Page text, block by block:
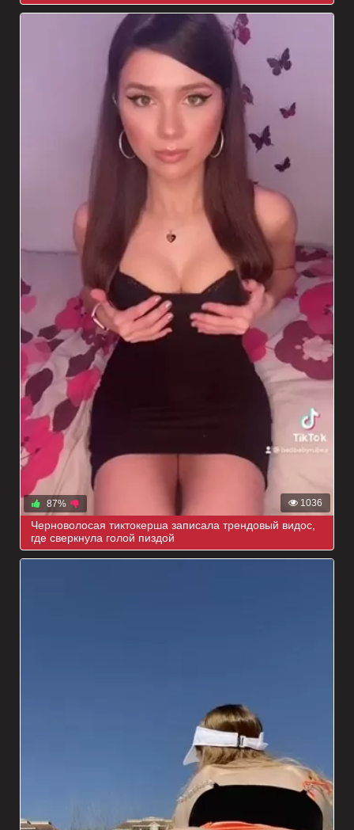
1036
87%
Черноволосая тиктокерша записала трендовый видос,
где сверкнула голой пиздой